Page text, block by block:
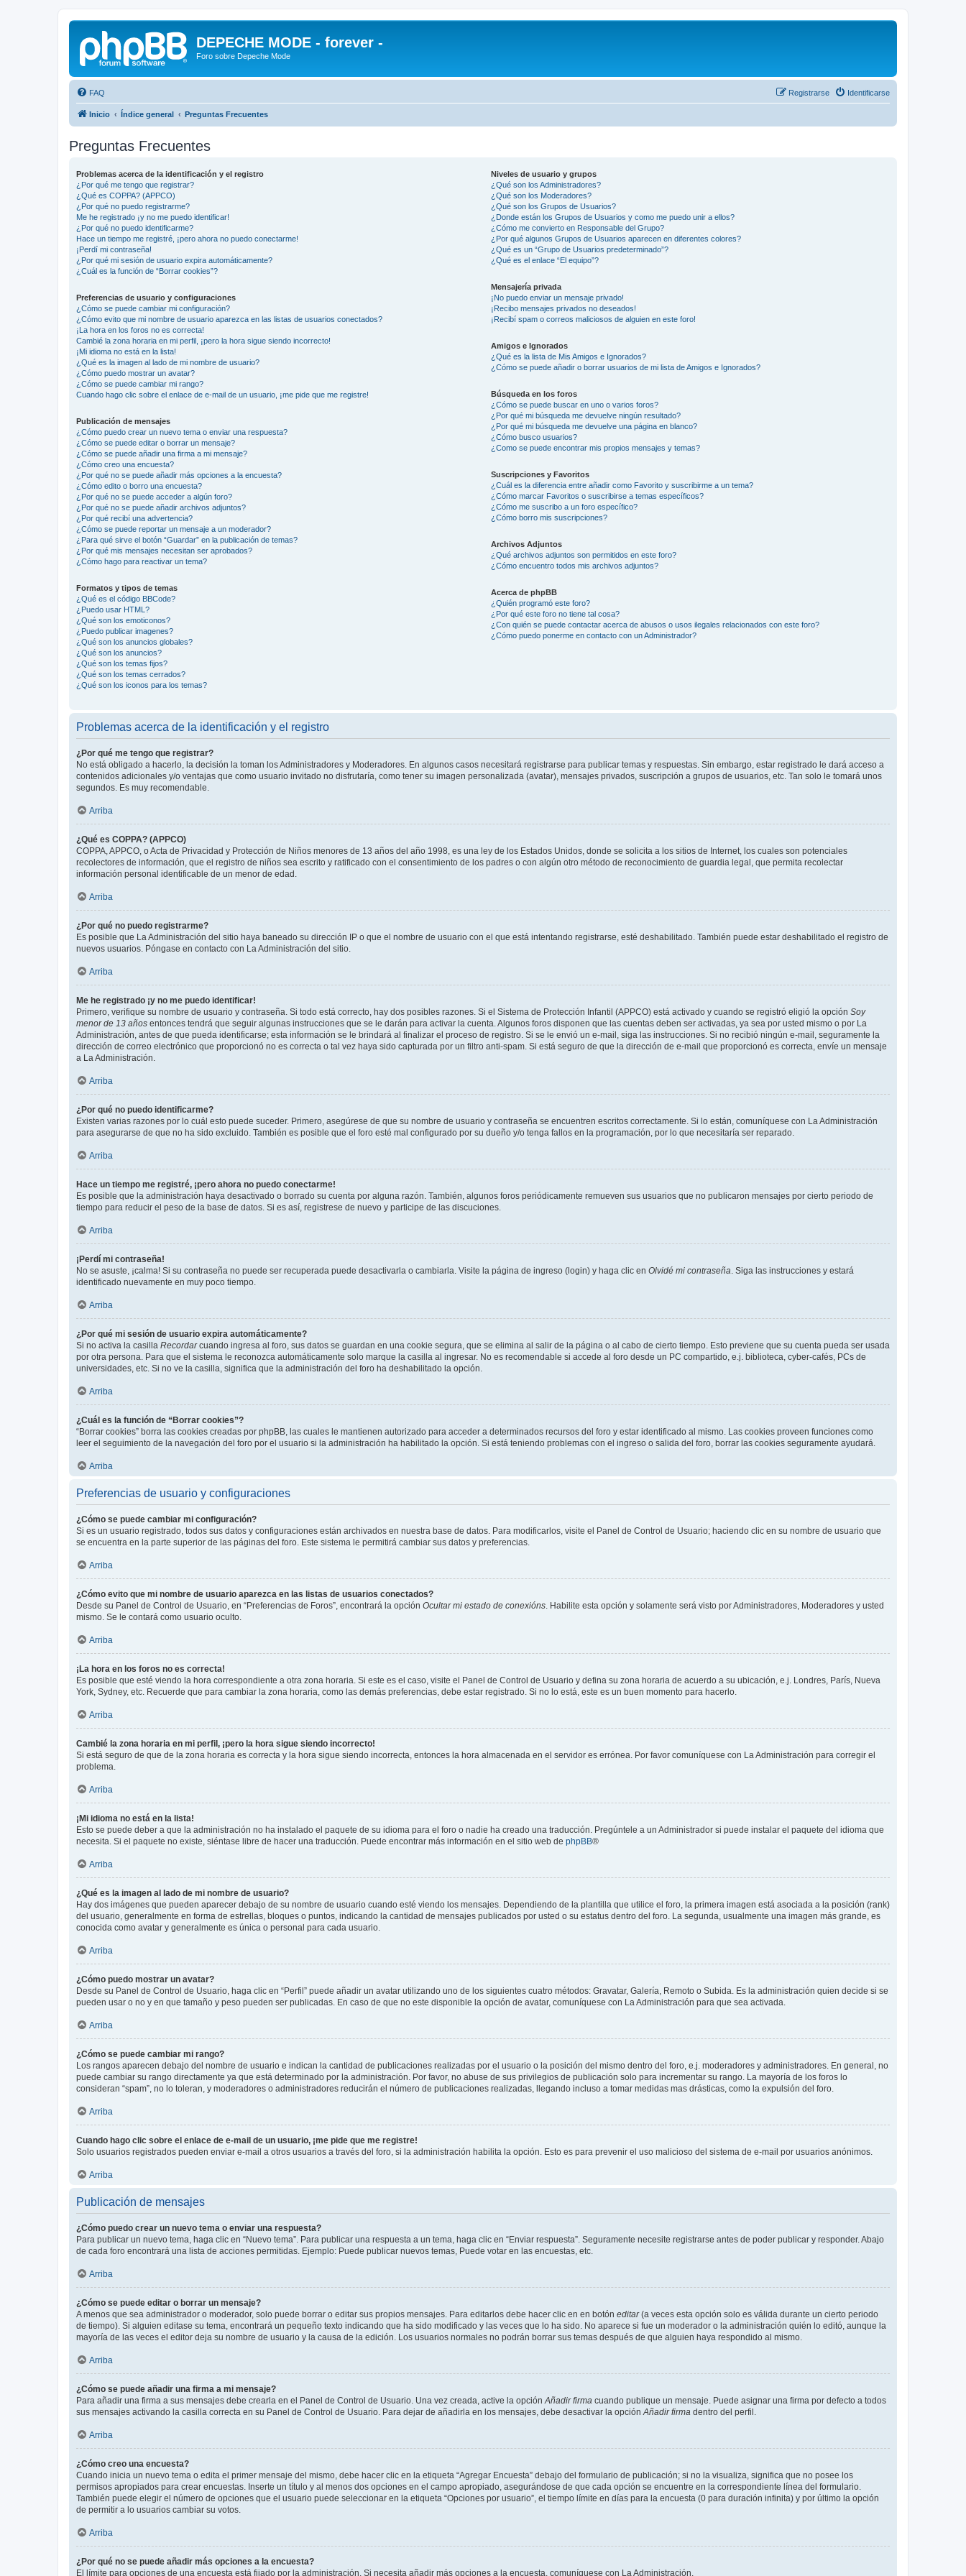
DEPECHE MODE - forever -
Foro sobre Depeche Mode
FAQ Identificarse
Registrarse
Inicio Índice general Preguntas Frecuentes
Preguntas Frecuentes
Problemas acerca de la identificación y el registro
¿Por qué me tengo que registrar?
¿Qué es COPPA? (APPCO)
¿Por qué no puedo registrarme?
Me he registrado ¡y no me puedo identificar!
¿Por qué no puedo identificarme?
Hace un tiempo me registré, ¡pero ahora no puedo conectarme!
¡Perdí mi contraseña!
¿Por qué mi sesión de usuario expira automáticamente?
¿Cuál es la función de “Borrar cookies”?
Preferencias de usuario y configuraciones
¿Cómo se puede cambiar mi configuración?
¿Cómo evito que mi nombre de usuario aparezca en las listas de usuarios conectados?
¡La hora en los foros no es correcta!
Cambié la zona horaria en mi perfil, ¡pero la hora sigue siendo incorrecto!
¡Mi idioma no está en la lista!
¿Qué es la imagen al lado de mi nombre de usuario?
¿Cómo puedo mostrar un avatar?
¿Cómo se puede cambiar mi rango?
Cuando hago clic sobre el enlace de e-mail de un usuario, ¡me pide que me registre!
Publicación de mensajes
¿Cómo puedo crear un nuevo tema o enviar una respuesta?
¿Cómo se puede editar o borrar un mensaje?
¿Cómo se puede añadir una firma a mi mensaje?
¿Cómo creo una encuesta?
¿Por qué no se puede añadir más opciones a la encuesta?
¿Cómo edito o borro una encuesta?
¿Por qué no se puede acceder a algún foro?
¿Por qué no se puede añadir archivos adjuntos?
¿Por qué recibí una advertencia?
¿Cómo se puede reportar un mensaje a un moderador?
¿Para qué sirve el botón “Guardar” en la publicación de temas?
¿Por qué mis mensajes necesitan ser aprobados?
¿Cómo hago para reactivar un tema?
Formatos y tipos de temas
¿Qué es el código BBCode?
¿Puedo usar HTML?
¿Qué son los emoticonos?
¿Puedo publicar imagenes?
¿Qué son los anuncios globales?
¿Qué son los anuncios?
¿Qué son los temas fijos?
¿Qué son los temas cerrados?
¿Qué son los iconos para los temas?
Niveles de usuario y grupos
¿Qué son los Administradores?
¿Qué son los Moderadores?
¿Qué son los Grupos de Usuarios?
¿Donde están los Grupos de Usuarios y como me puedo unir a ellos?
¿Cómo me convierto en Responsable del Grupo?
¿Por qué algunos Grupos de Usuarios aparecen en diferentes colores?
¿Qué es un “Grupo de Usuarios predeterminado”?
¿Qué es el enlace “El equipo”?
Mensajería privada
¡No puedo enviar un mensaje privado!
¡Recibo mensajes privados no deseados!
¡Recibí spam o correos maliciosos de alguien en este foro!
Amigos e Ignorados
¿Qué es la lista de Mis Amigos e Ignorados?
¿Cómo se puede añadir o borrar usuarios de mi lista de Amigos e Ignorados?
Búsqueda en los foros
¿Cómo se puede buscar en uno o varios foros?
¿Por qué mi búsqueda me devuelve ningún resultado?
¿Por qué mi búsqueda me devuelve una página en blanco?
¿Cómo busco usuarios?
¿Como se puede encontrar mis propios mensajes y temas?
Suscripciones y Favoritos
¿Cuál es la diferencia entre añadir como Favorito y suscribirme a un tema?
¿Cómo marcar Favoritos o suscribirse a temas específicos?
¿Cómo me suscribo a un foro específico?
¿Cómo borro mis suscripciones?
Archivos Adjuntos
¿Qué archivos adjuntos son permitidos en este foro?
¿Cómo encuentro todos mis archivos adjuntos?
Acerca de phpBB
¿Quién programó este foro?
¿Por qué este foro no tiene tal cosa?
¿Con quién se puede contactar acerca de abusos o usos ilegales relacionados con este foro?
¿Cómo puedo ponerme en contacto con un Administrador?
Problemas acerca de la identificación y el registro
¿Por qué me tengo que registrar?
No está obligado a hacerlo, la decisión la toman los Administradores y Moderadores. En algunos casos necesitará registrarse para publicar temas y respuestas. Sin embargo, estar registrado le dará acceso a
contenidos adicionales y/o ventajas que como usuario invitado no disfrutaría, como tener su imagen personalizada (avatar), mensajes privados, suscripción a grupos de usuarios, etc. Tan solo le tomará unos
segundos. Es muy recomendable.
Arriba
¿Qué es COPPA? (APPCO)
COPPA, APPCO, o Acta de Privacidad y Protección de Niños menores de 13 años del año 1998, es una ley de los Estados Unidos, donde se solicita a los sitios de Internet, los cuales son potenciales
recolectores de información, que el registro de niños sea escrito y ratificado con el consentimiento de los padres o con algún otro método de reconocimiento de guardia legal, que permita recolectar
información personal identificable de un menor de edad.
Arriba
¿Por qué no puedo registrarme?
Es posible que La Administración del sitio haya baneado su dirección IP o que el nombre de usuario con el que está intentando registrarse, esté deshabilitado. También puede estar deshabilitado el registro de
nuevos usuarios. Póngase en contacto con La Administración del sitio.
Arriba
Me he registrado ¡y no me puedo identificar!
Primero, verifique su nombre de usuario y contraseña. Si todo está correcto, hay dos posibles razones. Si el Sistema de Protección Infantil (APPCO) está activado y cuando se registró eligió la opción Soy
menor de 13 años entonces tendrá que seguir algunas instrucciones que se le darán para activar la cuenta. Algunos foros disponen que las cuentas deben ser activadas, ya sea por usted mismo o por La
Administración, antes de que pueda identificarse; esta información se le brindará al finalizar el proceso de registro. Si se le envió un e-mail, siga las instrucciones. Si no recibió ningún e-mail, seguramente la
dirección de correo electrónico que proporcionó no es correcta o tal vez haya sido capturada por un filtro anti-spam. Si está seguro de que la dirección de e-mail que proporcionó es correcta, envíe un mensaje
a La Administración.
Arriba
¿Por qué no puedo identificarme?
Existen varias razones por lo cuál esto puede suceder. Primero, asegúrese de que su nombre de usuario y contraseña se encuentren escritos correctamente. Si lo están, comuníquese con La Administración
para asegurarse de que no ha sido excluido. También es posible que el foro esté mal configurado por su dueño y/o tenga fallos en la programación, por lo que necesitaría ser reparado.
Arriba
Hace un tiempo me registré, ¡pero ahora no puedo conectarme!
Es posible que la administración haya desactivado o borrado su cuenta por alguna razón. También, algunos foros periódicamente remueven sus usuarios que no publicaron mensajes por cierto periodo de
tiempo para reducir el peso de la base de datos. Si es así, registrese de nuevo y participe de las discuciones.
Arriba
¡Perdí mi contraseña!
No se asuste, ¡calma! Si su contraseña no puede ser recuperada puede desactivarla o cambiarla. Visite la página de ingreso (login) y haga clic en Olvidé mi contraseña . Siga las instrucciones y estará
identificado nuevamente en muy poco tiempo.
Arriba
¿Por qué mi sesión de usuario expira automáticamente?
Si no activa la casilla Recordarcuando ingresa al foro, sus datos se guardan en una cookie segura, que se elimina al salir de la página o al cabo de cierto tiempo. Esto previene que su cuenta pueda ser usada
por otra persona. Para que el sistema le reconozca automáticamente solo marque la casilla al ingresar. No es recomendable si accede al foro desde un PC compartido, e.j. biblioteca, cyber-cafés, PCs de
universidades, etc. Si no ve la casilla, significa que la administración del foro ha deshabilitado la opción.
Arriba
¿Cuál es la función de “Borrar cookies”?
“Borrar cookies” borra las cookies creadas por phpBB, las cuales le mantienen autorizado para acceder a determinados recursos del foro y estar identificado al mismo. Las cookies proveen funciones como
leer el seguimiento de la navegación del foro por el usuario si la administración ha habilitado la opción. Si está teniendo problemas con el ingreso o salida del foro, borrar las cookies seguramente ayudará.
Arriba
Preferencias de usuario y configuraciones
¿Cómo se puede cambiar mi configuración?
Si es un usuario registrado, todos sus datos y configuraciones están archivados en nuestra base de datos. Para modificarlos, visite el Panel de Control de Usuario; haciendo clic en su nombre de usuario que
se encuentra en la parte superior de las páginas del foro. Este sistema le permitirá cambiar sus datos y preferencias.
Arriba
¿Cómo evito que mi nombre de usuario aparezca en las listas de usuarios conectados?
Desde su Panel de Control de Usuario, en “Preferencias de Foros”, encontrará la opción Ocultar mi estado de conexións . Habilite esta opción y solamente será visto por Administradores, Moderadores y usted
mismo. Se le contará como usuario oculto.
Arriba
¡La hora en los foros no es correcta!
Es posible que esté viendo la hora correspondiente a otra zona horaria. Si este es el caso, visite el Panel de Control de Usuario y defina su zona horaria de acuerdo a su ubicación, e.j. Londres, París, Nueva
York, Sydney, etc. Recuerde que para cambiar la zona horaria, como las demás preferencias, debe estar registrado. Si no lo está, este es un buen momento para hacerlo.
Arriba
Cambié la zona horaria en mi perfil, ¡pero la hora sigue siendo incorrecto!
Si está seguro de que de la zona horaria es correcta y la hora sigue siendo incorrecta, entonces la hora almacenada en el servidor es errónea. Por favor comuníquese con La Administración para corregir el
problema.
Arriba
¡Mi idioma no está en la lista!
Esto se puede deber a que la administración no ha instalado el paquete de su idioma para el foro o nadie ha creado una traducción. Pregúntele a un Administrador si puede instalar el paquete del idioma que
necesita. Si el paquete no existe, siéntase libre de hacer una traducción. Puede encontrar más información en el sitio web de phpBB®
Arriba
¿Qué es la imagen al lado de mi nombre de usuario?
Hay dos imágenes que pueden aparecer debajo de su nombre de usuario cuando esté viendo los mensajes. Dependiendo de la plantilla que utilice el foro, la primera imagen está asociada a la posición (rank)
del usuario, generalmente en forma de estrellas, bloques o puntos, indicando la cantidad de mensajes publicados por usted o su estatus dentro del foro. La segunda, usualmente una imagen más grande, es
conocida como avatar y generalmente es única o personal para cada usuario.
Arriba
¿Cómo puedo mostrar un avatar?
Desde su Panel de Control de Usuario, haga clic en “Perfil” puede añadir un avatar utilizando uno de los siguientes cuatro métodos: Gravatar, Galería, Remoto o Subida. Es la administración quien decide si se
pueden usar o no y en que tamaño y peso pueden ser publicadas. En caso de que no este disponible la opción de avatar, comuníquese con La Administración para que sea activada.
Arriba
¿Cómo se puede cambiar mi rango?
Los rangos aparecen debajo del nombre de usuario e indican la cantidad de publicaciones realizadas por el usuario o la posición del mismo dentro del foro, e.j. moderadores y administradores. En general, no
puede cambiar su rango directamente ya que está determinado por la administración. Por favor, no abuse de sus privilegios de publicación solo para incrementar su rango. La mayoría de los foros lo
consideran “spam”, no lo toleran, y moderadores o administradores reducirán el número de publicaciones realizadas, llegando incluso a tomar medidas mas drásticas, como la expulsión del foro.
Arriba
Cuando hago clic sobre el enlace de e-mail de un usuario, ¡me pide que me registre!
Solo usuarios registrados pueden enviar e-mail a otros usuarios a través del foro, si la administración habilita la opción. Esto es para prevenir el uso malicioso del sistema de e-mail por usuarios anónimos.
Arriba
Publicación de mensajes
¿Cómo puedo crear un nuevo tema o enviar una respuesta?
Para publicar un nuevo tema, haga clic en “Nuevo tema”. Para publicar una respuesta a un tema, haga clic en “Enviar respuesta”. Seguramente necesite registrarse antes de poder publicar y responder. Abajo
de cada foro encontrará una lista de acciones permitidas. Ejemplo: Puede publicar nuevos temas, Puede votar en las encuestas, etc.
Arriba
¿Cómo se puede editar o borrar un mensaje?
A menos que sea administrador o moderador, solo puede borrar o editar sus propios mensajes. Para editarlos debe hacer clic en en botón editar(a veces esta opción solo es válida durante un cierto periodo
de tiempo). Si alguien editase su tema, encontrará un pequeño texto indicando que ha sido modificado y las veces que lo ha sido. No aparece si fue un moderador o la administración quién lo editó, aunque la
mayoría de las veces el editor deja su nombre de usuario y la causa de la edición. Los usuarios normales no podrán borrar sus temas después de que alguien haya respondido al mismo.
Arriba
¿Cómo se puede añadir una firma a mi mensaje?
Para añadir una firma a sus mensajes debe crearla en el Panel de Control de Usuario. Una vez creada, active la opción Añadir firma cuando publique un mensaje. Puede asignar una firma por defecto a todos
sus mensajes activando la casilla correcta en su Panel de Control de Usuario. Para dejar de añadirla en los mensajes, debe desactivar la opción Añadir firma dentro del perfil.
Arriba
¿Cómo creo una encuesta?
Cuando inicia un nuevo tema o edita el primer mensaje del mismo, debe hacer clic en la etiqueta “Agregar Encuesta” debajo del formulario de publicación; si no la visualiza, significa que no posee los
permisos apropiados para crear encuestas. Inserte un título y al menos dos opciones en el campo apropiado, asegurándose de que cada opción se encuentre en la correspondiente línea del formulario.
También puede elegir el número de opciones que el usuario puede seleccionar en la etiqueta “Opciones por usuario”, el tiempo límite en días para la encuesta (0 para duración infinita) y por último la opción
de permitir a lo usuarios cambiar su votos.
Arriba
¿Por qué no se puede añadir más opciones a la encuesta?
El límite para opciones de una encuesta está fijado por la administración. Si necesita añadir más opciones a la encuesta, comuníquese con La Administración.